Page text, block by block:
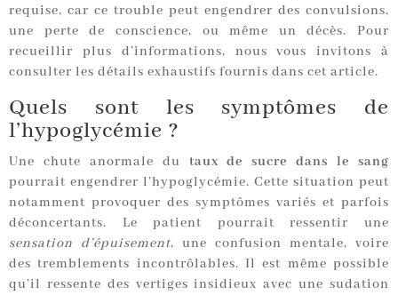
requise, car ce trouble peut engendrer des convulsions,
une perte de conscience, ou même un décès. Pour
recueillir plus d’informations, nous vous invitons à
consulter les détails exhaustifs fournis dans cet article.
Quels sont les symptômes de
l’hypoglycémie ?
Une chute anormale du taux de sucre dans le sang
pourrait engendrer l’hypoglycémie. Cette situation peut
notamment provoquer des symptômes variés et parfois
déconcertants. Le patient pourrait ressentir une
sensation d’épuisement, une confusion mentale, voire
des tremblements incontrôlables. Il est même possible
qu’il ressente des vertiges insidieux avec une sudation